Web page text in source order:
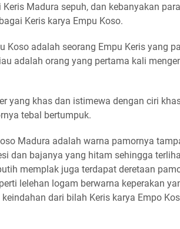
Madura sepuh, dan kebanyakan
Keris karya Empu Koso.
Koso adalah seorang Empu Keris yang
adalah orang yang pertama kali
yang khas dan istimewa dengan ciri
tebal bertumpuk.
Madura adalah warna pamornya
dan bajanya yang hitam sehingga
memplak juga terdapat deretaan
lelehan logam berwarna keperakan
dari bilah Keris karya Empo